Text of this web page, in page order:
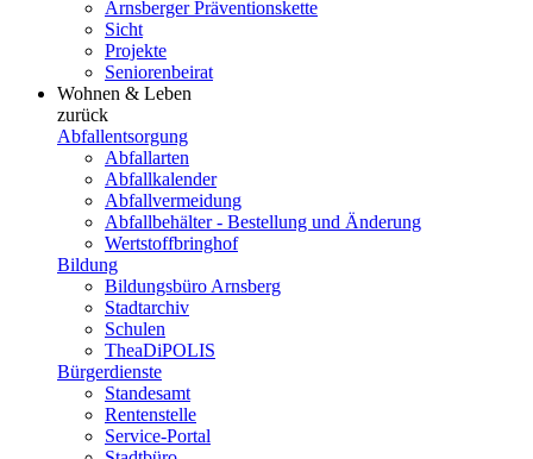
Arnsberger Präventionskette
Sicht
Projekte
Seniorenbeirat
Wohnen & Leben
zurück
Abfallentsorgung
Abfallarten
Abfallkalender
Abfallvermeidung
Abfallbehälter - Bestellung und Änderung
Wertstoffbringhof
Bildung
Bildungsbüro Arnsberg
Stadtarchiv
Schulen
TheaDiPOLIS
Bürgerdienste
Standesamt
Rentenstelle
Service-Portal